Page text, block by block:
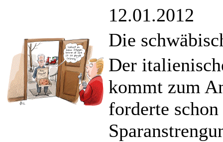
12.01.2012
Die
Der
kommt zum
forderte